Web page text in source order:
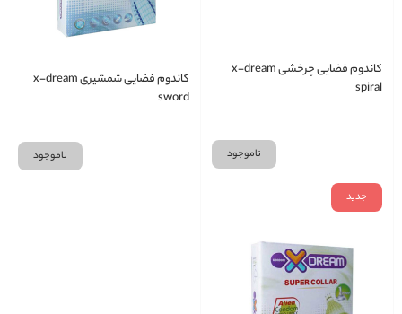
کاندوم فضایی چرخشی x-dream
spiral
ناموجود
کاندوم فضایی شمشیری x-dream
sword
ناموجود
جدید